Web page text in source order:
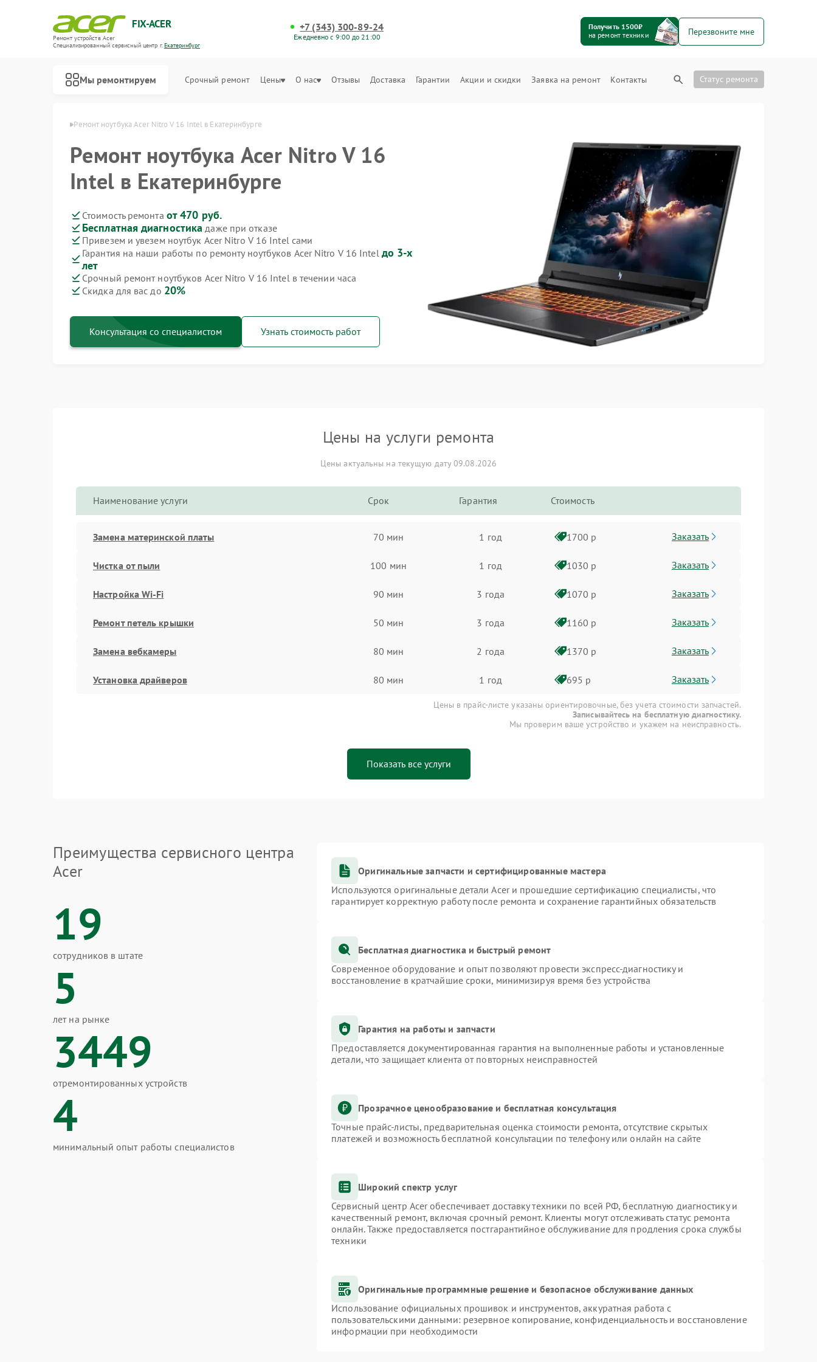
FIX-ACER
Ремонт устройств Acer
Специализированный cервисный центр г.Екатеринбург
+7 (343) 300-89-24
Ежедневно с 9:00 до 21:00
Получить 1500₽
на ремонт техники
Перезвоните мне
Мы ремонтируем Срочный ремонт Цены О нас Отзывы Доставка Гарантии Акции и скидки Заявка на ремонт Контакты Статус ремонта
в Екатеринбурге Ремонт ноутбука Acer Nitro V 16 Intel в Екатеринбурге
Ремонт ноутбука Acer Nitro V 16
Intel в Екатеринбурге
Стоимость ремонта от 470 руб.
Бесплатная диагностика даже при отказе
Привезем и увезем ноутбук Acer Nitro V 16 Intel сами
Гарантия на наши работы по ремонту ноутбуков Acer Nitro V 16 Intel до 3-х
лет
Срочный ремонт ноутбуков Acer Nitro V 16 Intel в течении часа
Скидка для вас до 20%
Консультация со специалистом Узнать стоимость работ
Цены на услуги ремонта
Цены актуальны на текущую дату 09.08.2026
Наименование услуги Срок Гарантия Стоимость
Замена материнской платы 70 мин 1 год 1700 р Заказать
Чистка от пыли 100 мин 1 год 1030 р Заказать
Настройка Wi-Fi 90 мин 3 года 1070 р Заказать
Ремонт петель крышки 50 мин 3 года 1160 р Заказать
Замена вебкамеры 80 мин 2 года 1370 р Заказать
Установка драйверов 80 мин 1 год 695 р Заказать
Цены в прайс-листе указаны ориентировочные, без учета стоимости запчастей.
Записывайтесь на бесплатную диагностику.
Мы проверим ваше устройство и укажем на неисправность.
Показать все услуги
Преимущества сервисного центра
Acer
19
сотрудников в штате
5
лет на рынке
3449
отремонтированных устройств
4
минимальный опыт работы специалистов
Оригинальные запчасти и сертифицированные мастера
Используются оригинальные детали Acer и прошедшие сертификацию специалисты, что
гарантирует корректную работу после ремонта и сохранение гарантийных обязательств
Бесплатная диагностика и быстрый ремонт
Современное оборудование и опыт позволяют провести экспресс-диагностику и
восстановление в кратчайшие сроки, минимизируя время без устройства
Гарантия на работы и запчасти
Предоставляется документированная гарантия на выполненные работы и установленные
детали, что защищает клиента от повторных неисправностей
Прозрачное ценообразование и бесплатная консультация
Точные прайс-листы, предварительная оценка стоимости ремонта, отсутствие скрытых
платежей и возможность бесплатной консультации по телефону или онлайн на сайте
Широкий спектр услуг
Сервисный центр Acer обеспечивает доставку техники по всей РФ, бесплатную диагностику и
качественный ремонт, включая срочный ремонт. Клиенты могут отслеживать статус ремонта
онлайн. Также предоставляется постгарантийное обслуживание для продления срока службы
техники
Оригинальные программные решение и безопасное обслуживание данных
Использование официальных прошивок и инструментов, аккуратная работа с
пользовательскими данными: резервное копирование, конфиденциальность и восстановление
информации при необходимости